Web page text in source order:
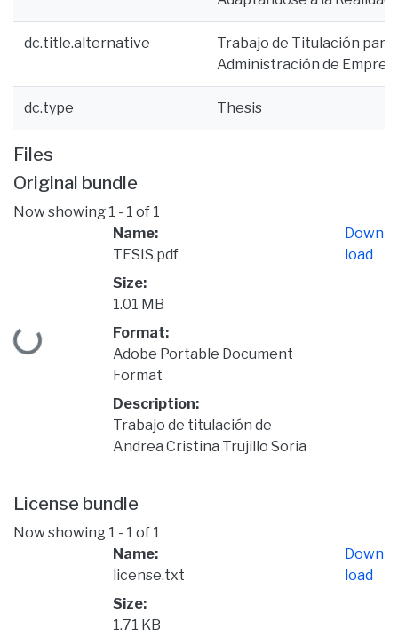
dc.title.alternative
Trabajo de Titulación
Administración de
dc.type Thesis
Files
Original bundle
Now showing 1 - 1 of 1
Loading...
Name:
TESIS.pdf
Size:
1.01 MB
Format:
Adobe Portable Document
Format
Description:
Trabajo de titulación de
Andrea Cristina Trujillo Soria
Down
load
License bundle
Now showing 1 - 1 of 1
Name:
license.txt
Size:
1.71 KB
Down
load